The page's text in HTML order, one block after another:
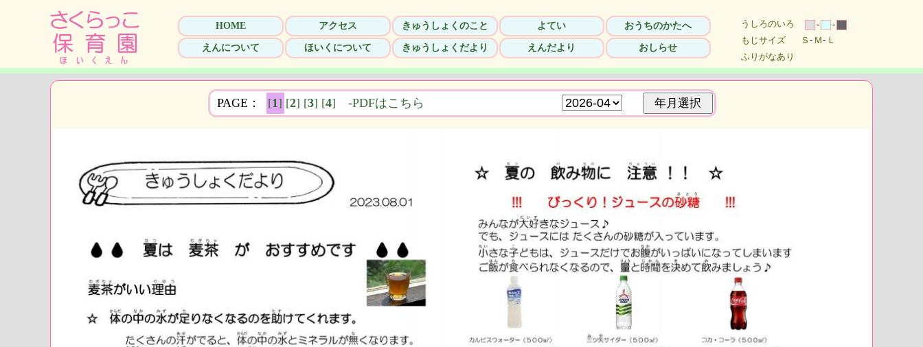
HOME アクセス きゅうしょくのこと よてい おうちのかたへ
えんについて ほいくについて きゅうしょくだより えんだより おしらせ
うしろのいろ -
-
もじサイズ
Ｓ - Ｍ- Ｌ
ふりがなあり
PAGE： [1] [2] [3] [4] -PDFはこちら